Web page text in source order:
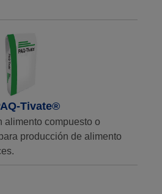
Tivate®
alimento compuesto o
producción de alimento